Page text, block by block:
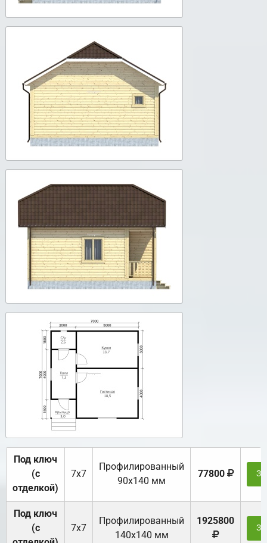
Под ключ
(с
отделкой)
7х7
Профилированный
90х140 мм
77800
Под ключ
(с
7х7
Профилированный
140х140 мм
1925800